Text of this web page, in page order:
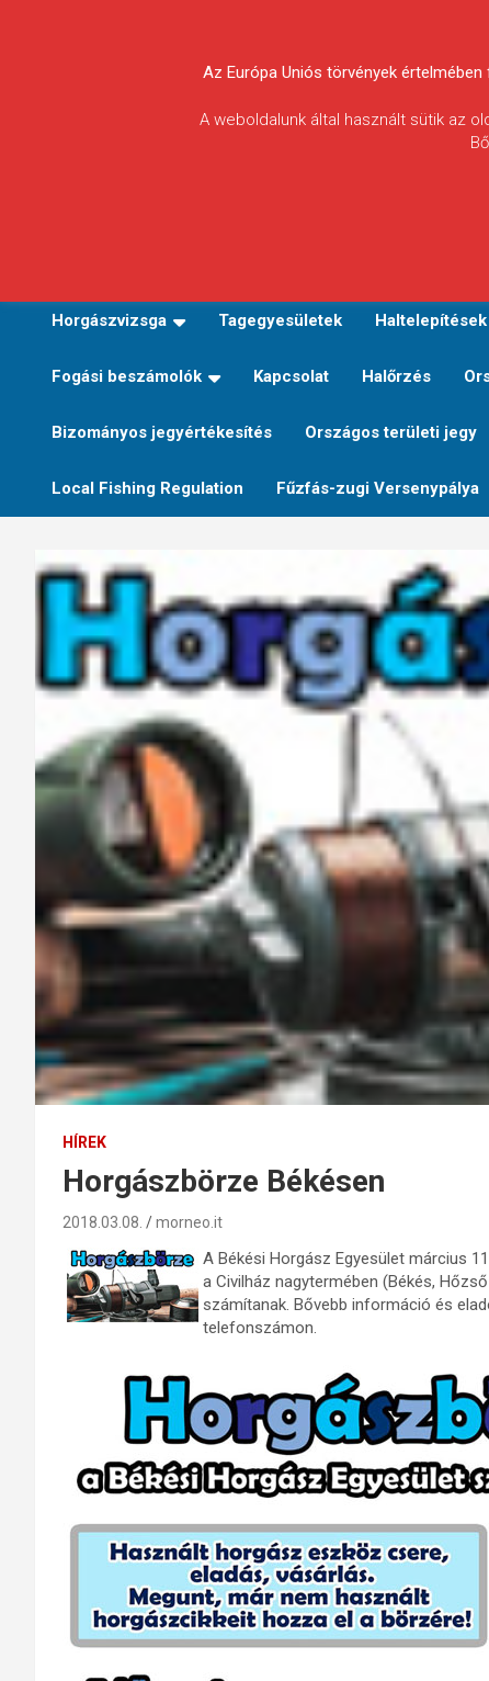
Körösvidéki Horgász
Egyesületek
Horgászvizsga Tagegyesületek Haltelepítések
Fogási beszámolók Kapcsolat Halőrzés
Bizományos jegyértékesítés Országos területi jegy
Local Fishing Regulation Fűzfás-zugi Versenypálya
HÍREK
Horgászbörze Békésen
2018.03.08. morneo.it
A Békési Horgász Egyesület március
a Civilház nagytermében (Békés,
számítanak. Bővebb információ és
telefonszámon.
Az Európa Uniós törvények
A weboldalunk által használt sütik az